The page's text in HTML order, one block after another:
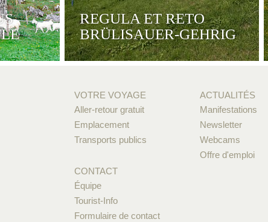
REGULA ET RETO
BRÜLISAUER-GEHRIG
VOTRE VOYAGE
Aller-retour gratuit
Emplacement
Transports publics
CONTACT
Équipe
Tourist-Info
Formulaire de contact
ACTUALITÉS
Manifestations
Newsletter
Webcams
Offre d'emploi